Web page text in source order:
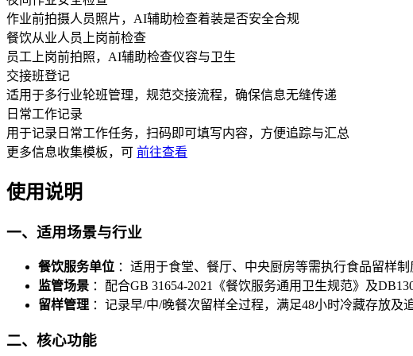
作业前拍摄人员照片，AI辅助检查着装是否安全合规
餐饮从业人员上岗前检查
员工上岗前拍照，AI辅助检查仪容与卫生
交接班登记
适用于多行业轮班管理，规范交接流程，确保信息无缝传递
日常工作记录
用于记录日常工作任务，扫码即可填写内容，方便追踪与汇总
更多信息收集模板，可 前往查看
使用说明
一、适用场景与行业
餐饮服务单位 ：适用于食堂、餐厅、中央厨房等需执行食品留样制
监管场景 ：配合GB 31654-2021《餐饮服务通用卫生规范》及
留样管理 ：记录早/中/晚餐次留样全过程，满足48小时冷藏存放及
二、核心功能